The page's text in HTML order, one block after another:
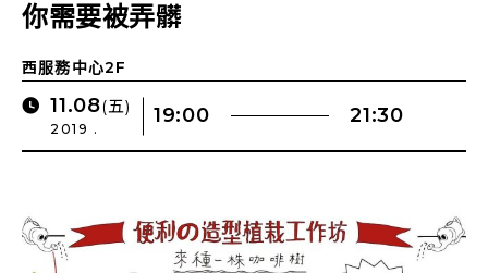
你需要被弄髒
西服務中心2F
11.08(五)
2019 .
19:00 21:30